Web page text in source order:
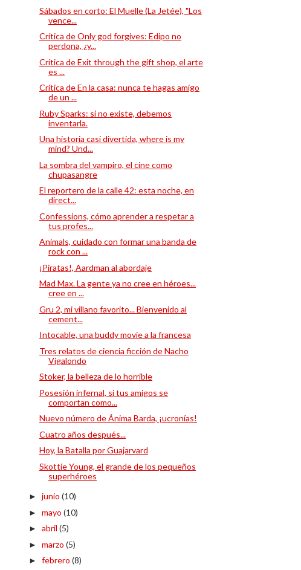
Sábados en corto: El Muelle (La Jetée), "Los
vence...
Crítica de Only god forgives: Edipo no
perdona, ¿y...
Crítica de Exit through the gift shop, el arte
es ...
Crítica de En la casa: nunca te hagas amigo
de un ...
Ruby Sparks: si no existe, debemos
inventarla.
Una historia casi divertida, where is my
mind? Und...
La sombra del vampiro, el cine como
chupasangre
El reportero de la calle 42: esta noche, en
direct...
Confessions, cómo aprender a respetar a
tus profes...
Animals, cuidado con formar una banda de
rock con ...
¡Piratas!, Aardman al abordaje
Mad Max. La gente ya no cree en héroes...
cree en ...
Gru 2, mi villano favorito... Bienvenido al
cement...
Intocable, una buddy movie a la francesa
Tres relatos de ciencia ficción de Nacho
Vigalondo
Stoker, la belleza de lo horrible
Posesión infernal, si tus amigos se
comportan como...
Nuevo número de Ánima Barda, ¡ucronías!
Cuatro años después...
Hoy, la Batalla por Guajarvard
Skottie Young, el grande de los pequeños
superhéroes
► junio (10)
► mayo (10)
► abril (5)
► marzo (5)
► febrero (8)